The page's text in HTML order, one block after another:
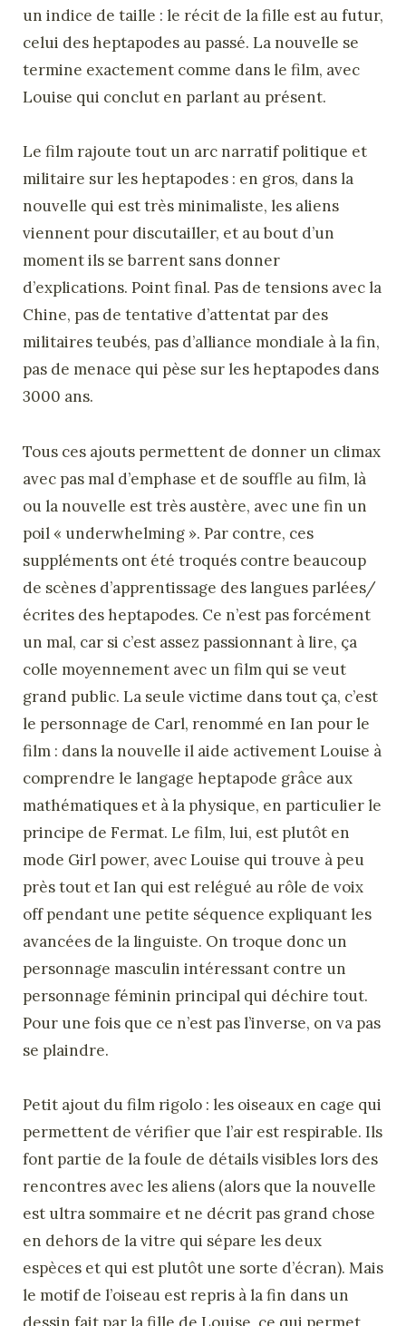
un indice de taille : le récit de la fille est au futur,
celui des heptapodes au passé. La nouvelle se
termine exactement comme dans le film, avec
Louise qui conclut en parlant au présent.
Le film rajoute tout un arc narratif politique et
militaire sur les heptapodes : en gros, dans la
nouvelle qui est très minimaliste, les aliens
viennent pour discutailler, et au bout d’un
moment ils se barrent sans donner
d’explications. Point final. Pas de tensions avec la
Chine, pas de tentative d’attentat par des
militaires teubés, pas d’alliance mondiale à la fin,
pas de menace qui pèse sur les heptapodes dans
3000 ans.
Tous ces ajouts permettent de donner un climax
avec pas mal d’emphase et de souffle au film, là
ou la nouvelle est très austère, avec une fin un
poil « underwhelming ». Par contre, ces
suppléments ont été troqués contre beaucoup
de scènes d’apprentissage des langues parlées/
écrites des heptapodes. Ce n’est pas forcément
un mal, car si c’est assez passionnant à lire, ça
colle moyennement avec un film qui se veut
grand public. La seule victime dans tout ça, c’est
le personnage de Carl, renommé en Ian pour le
film : dans la nouvelle il aide activement Louise à
comprendre le langage heptapode grâce aux
mathématiques et à la physique, en particulier le
principe de Fermat. Le film, lui, est plutôt en
mode Girl power, avec Louise qui trouve à peu
près tout et Ian qui est relégué au rôle de voix
off pendant une petite séquence expliquant les
avancées de la linguiste. On troque donc un
personnage masculin intéressant contre un
personnage féminin principal qui déchire tout.
Pour une fois que ce n’est pas l’inverse, on va pas
se plaindre.
Petit ajout du film rigolo : les oiseaux en cage qui
permettent de vérifier que l’air est respirable. Ils
font partie de la foule de détails visibles lors des
rencontres avec les aliens (alors que la nouvelle
est ultra sommaire et ne décrit pas grand chose
en dehors de la vitre qui sépare les deux
espèces et qui est plutôt une sorte d’écran). Mais
le motif de l’oiseau est repris à la fin dans un